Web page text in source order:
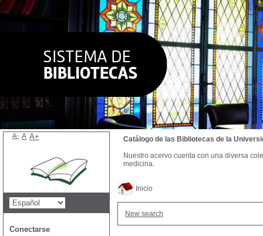
Inicio
New search
Catálogo de las Bibliotecas de la
Nuestro acervo cuenta con una diversa
medicina.
A- A A+
Conectarse